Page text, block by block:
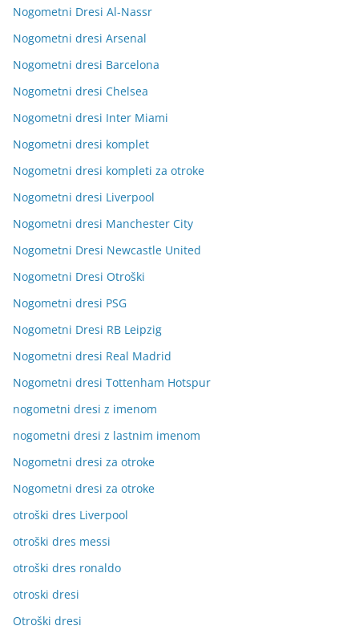
Nogometni Dresi Al-Nassr
Nogometni dresi Arsenal
Nogometni dresi Barcelona
Nogometni dresi Chelsea
Nogometni dresi Inter Miami
Nogometni dresi komplet
Nogometni dresi kompleti za otroke
Nogometni dresi Liverpool
Nogometni dresi Manchester City
Nogometni Dresi Newcastle United
Nogometni Dresi Otroški
Nogometni dresi PSG
Nogometni Dresi RB Leipzig
Nogometni dresi Real Madrid
Nogometni dresi Tottenham Hotspur
nogometni dresi z imenom
nogometni dresi z lastnim imenom
Nogometni dresi za otroke
Nogometni dresi za otroke
otroški dres Liverpool
otroški dres messi
otroški dres ronaldo
otroski dresi
Otroški dresi